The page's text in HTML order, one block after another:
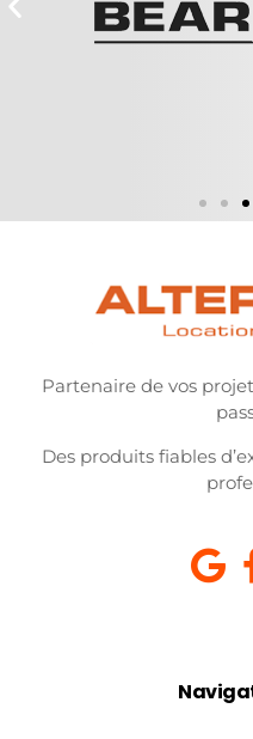
Partenaire de vos
Des produits fiables